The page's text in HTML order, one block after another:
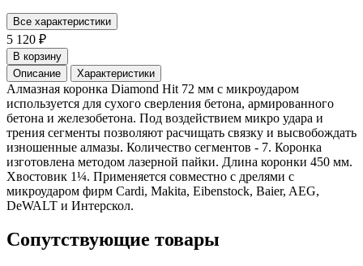
Все характеристики
5 120 ₽
В корзину
Описание
Характеристики
Алмазная коронка Diamond Hit 72 мм с микроударом
используется для сухого сверления бетона, армированного
бетона и железобетона. Под воздействием микро удара и
трения сегменты позволяют расчищать связку и высвобождать
изношенные алмазы. Количество сегментов - 7. Коронка
изготовлена методом лазерной пайки. Длина коронки 450 мм.
Хвостовик 1¼. Применяется совместно с дрелями с
микроударом фирм Cardi, Makita, Eibenstock, Baier, AEG,
DeWALT и Интерскол.
Сопутствующие товары